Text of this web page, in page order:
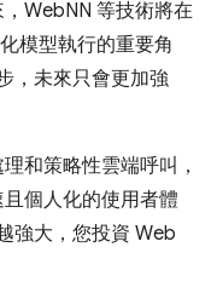
WebNN 等技術將在
模型執行的重要角
，未來只會更加強
和策略性雲端呼叫，
個人化的使用者體
強大，您投資 Web